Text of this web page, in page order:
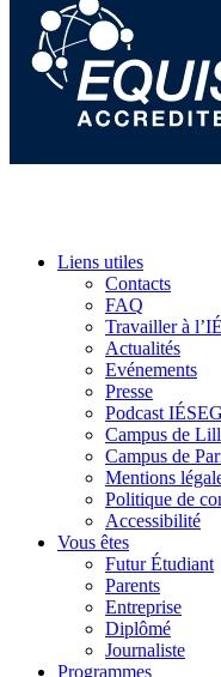
Liens utiles
Contacts
FAQ
Travailler à
Actualités
Evénements
Presse
Podcast IÉSEG
Campus de
Campus de
Mentions
Politique de
Accessibilité
Vous êtes
Futur Étudiant
Parents
Entreprise
Diplômé
Journaliste
Programmes